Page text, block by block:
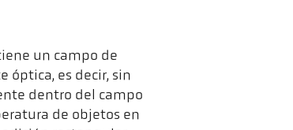
un campo de
óptica, es decir, sin
dentro del campo
de objetos en